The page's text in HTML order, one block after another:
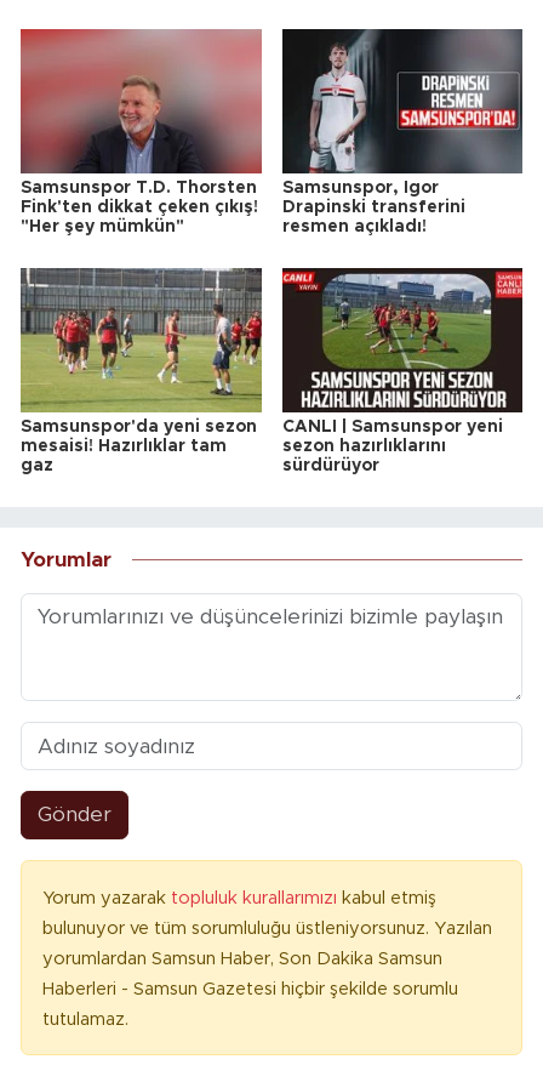
Samsunspor T.D. Thorsten
Fink'ten dikkat çeken çıkış!
"Her şey mümkün"
Samsunspor, Igor
Drapinski transferini
resmen açıkladı!
Samsunspor'da yeni sezon
mesaisi! Hazırlıklar tam
gaz
CANLI | Samsunspor yeni
sezon hazırlıklarını
sürdürüyor
Yorumlar
Gönder
Yorum yazarak topluluk kurallarımızı kabul etmiş
bulunuyor ve tüm sorumluluğu üstleniyorsunuz. Yazılan
yorumlardan Samsun Haber, Son Dakika Samsun
Haberleri - Samsun Gazetesi hiçbir şekilde sorumlu
tutulamaz.